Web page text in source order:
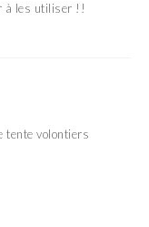
à les utiliser !!
tente volontiers